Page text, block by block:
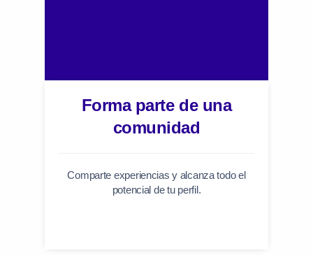
Forma parte de una
comunidad
Comparte experiencias y alcanza todo el
potencial de tu perfil.